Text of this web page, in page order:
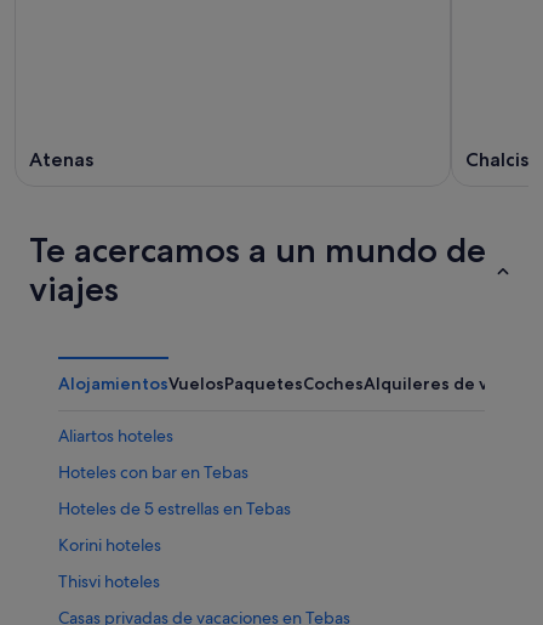
Atenas Chalcis
Te acercamos a un mundo de
viajes
AlojamientosVuelosPaquetesCochesAlquileres de
Aliartos hoteles
Hoteles con bar en Tebas
Hoteles de 5 estrellas en Tebas
Korini hoteles
Thisvi hoteles
Casas privadas de vacaciones en Tebas